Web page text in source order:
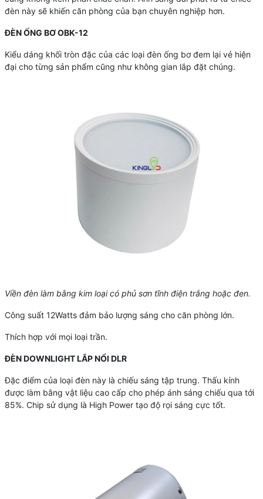
đèn này sẽ khiến căn phòng của bạn chuyên nghiệp hơn.
ĐÈN ỐNG BƠ OBK-12
Kiểu dáng khối tròn đặc của các loại đèn ống bơ đem lại vẻ hiện
đại cho từng sản phẩm cũng như không gian lắp đặt chúng.
Viền đèn làm bằng kim loại có phủ sơn tĩnh điện trắng hoặc đen.
Công suất 12Watts đảm bảo lượng sáng cho căn phòng lớn.
Thích hợp với mọi loại trần.
ĐÈN DOWNLIGHT LẮP NỔI DLR
Đặc điểm của loại đèn này là chiếu sáng tập trung. Thấu kính
được làm bằng vật liệu cao cấp cho phép ánh sáng chiếu qua tới
85%. Chip sử dụng là High Power tạo độ rọi sáng cực tốt.